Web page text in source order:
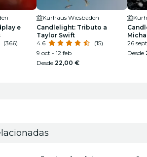
e
(366)
Kurhaus Wiesbaden
Candlelight: Tributo a
Taylor Swift
4.6
(15)
9 oct - 12 feb
Desde 22,00 €
26 sept
Desde